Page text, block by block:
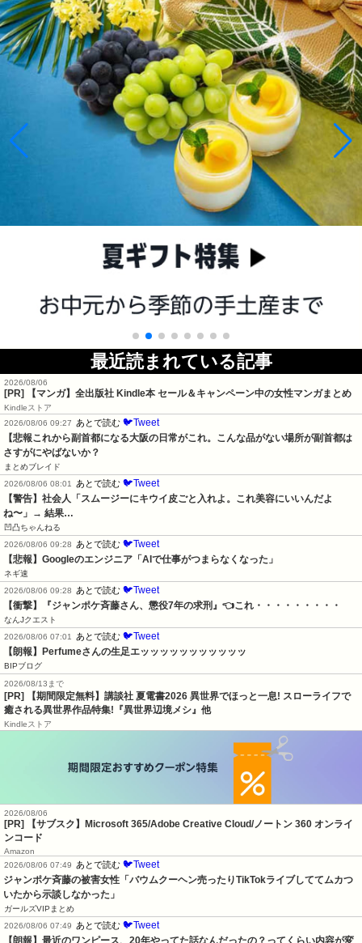
最近読まれている記事
2026/08/06
[PR] 【マンガ】全出版社 Kindle本 セール＆キャンペーン中の女性マンガまとめ
Kindleストア
2026/08/06 09:27
あとで読む 🐦Tweet
【悲報これから副首都になる大阪の日常がこれ。こんな品がない場所が副首都は
さすがにやばないか？
まとめブレイド
2026/08/06 08:01
あとで読む 🐦Tweet
【警告】社会人「スムージーにキウイ皮ごと入れよ。これ美容にいいんだよ
ね〜」→ 結果…
凹凸ちゃんねる
2026/08/06 09:28
あとで読む 🐦Tweet
【悲報】Googleのエンジニア「AIで仕事がつまらなくなった」
ネギ速
2026/08/06 09:28
あとで読む 🐦Tweet
【衝撃】『ジャンポケ斉藤さん、懲役7年の求刑』👈これ・・・・・・・・・
なんJクエスト
2026/08/06 07:01
あとで読む 🐦Tweet
【朗報】Perfumeさんの生足エッッッッッッッッッッッ
BIPブログ
2026/08/13まで
[PR] 【期間限定無料】講談社 夏電書2026 異世界でほっと一息! スローライフで
癒される異世界作品特集!『異世界辺境メシ』他
Kindleストア
2026/08/06
[PR] 【サブスク】Microsoft 365/Adobe Creative Cloud/ノートン 360 オンライ
ンコード
Amazon
2026/08/06 07:49
あとで読む 🐦Tweet
ジャンポケ斉藤の被害女性「バウムクーヘン売ったりTikTokライブしててムカつ
いたから示談しなかった」
ガールズVIPまとめ
2026/08/06 07:49
あとで読む 🐦Tweet
【朗報】最近のワンピース、20年やってた話なんだったの？ってくらい内容が変